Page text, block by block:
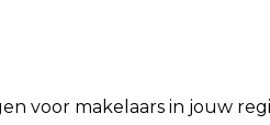
voor makelaars in jouw